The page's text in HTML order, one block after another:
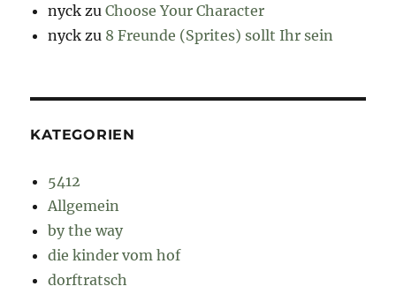
nyck zuChoose Your Character
nyck zu 8 Freunde (Sprites) sollt Ihr sein
KATEGORIEN
5412
Allgemein
by the way
die kinder vom hof
dorftratsch